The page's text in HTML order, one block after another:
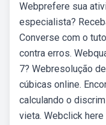
Webprefere sua
especialista?
Converse com o
contra erros.
7? Webresolução
cúbicas online.
calculando o
vieta. Webclick